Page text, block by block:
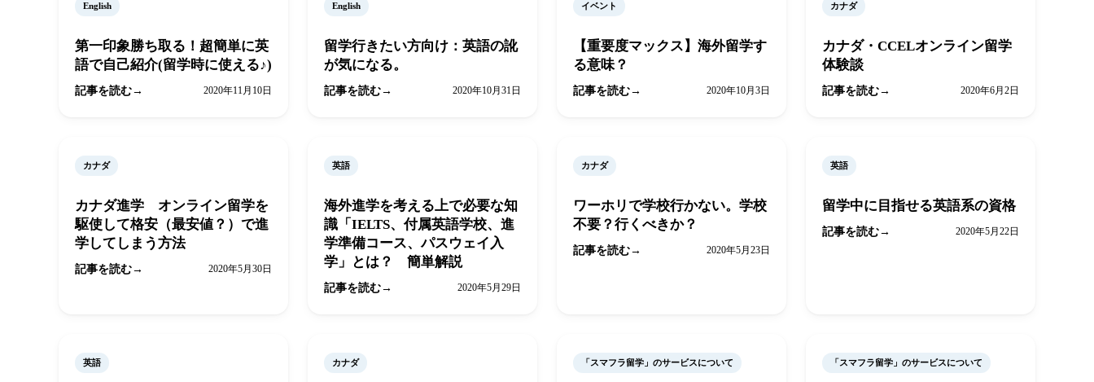
English
第一印象勝ち取る！超簡単に英
語で自己紹介(留学時に使える♪)
記事を読む 2020年11月10日
English
留学行きたい方向け：英語の訛
が気になる。
記事を読む 2020年10月31日
イベント
【重要度マックス】海外留学す
る意味？
記事を読む 2020年10月3日
カナダ
カナダ・CCELオンライン留学
体験談
記事を読む 2020年6月2日
カナダ
カナダ進学 オンライン留学を
駆使して格安（最安値？）で進
学してしまう方法
記事を読む 2020年5月30日
英語
海外進学を考える上で必要な知
識「IELTS、付属英語学校、進
学準備コース、パスウェイ入
学」とは？ 簡単解説
記事を読む 2020年5月29日
カナダ
ワーホリで学校行かない。学校
不要？行くべきか？
記事を読む 2020年5月23日
英語
留学中に目指せる英語系の資格
記事を読む 2020年5月22日
英語 カナダ 「スマフラ留学」のサービスについて 「スマフラ留学」のサービスについて